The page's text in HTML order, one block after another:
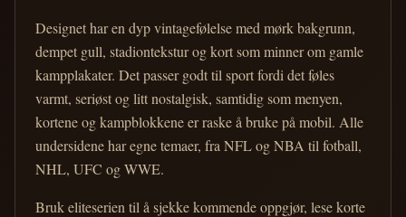
Designet har en dyp vintagefølelse med mørk bakgrunn,
dempet gull, stadiontekstur og kort som minner om gamle
kampplakater. Det passer godt til sport fordi det føles
varmt, seriøst og litt nostalgisk, samtidig som menyen,
kortene og kampblokkene er raske å bruke på mobil. Alle
undersidene har egne temaer, fra NFL og NBA til fotball,
NHL, UFC og WWE.
Bruk eliteserien til å sjekke kommende oppgjør, lese korte